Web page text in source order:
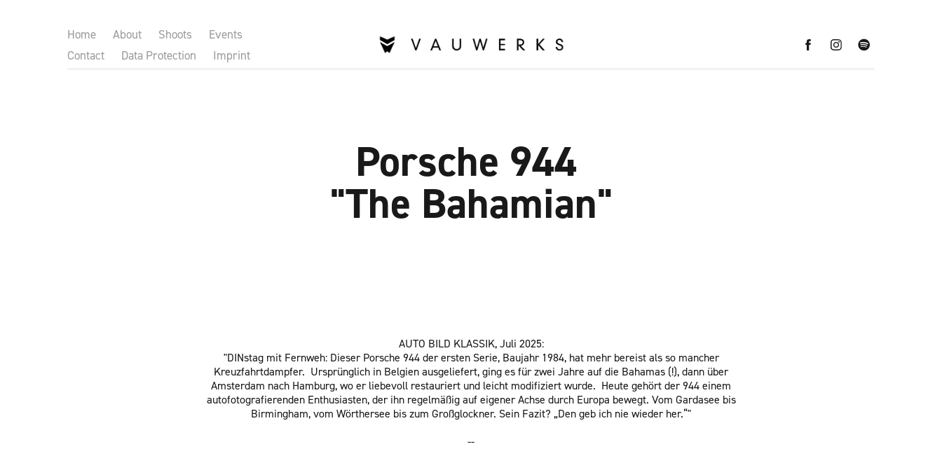
Home About Shoots
Events
Contact
Data Protection Imprint
Porsche 944
"The Bahamian"
AUTO BILD KLASSIK, Juli 2025:
"DINstag mit Fernweh: Dieser Porsche 944 der ersten Serie, Baujahr 1984, hat mehr bereist als so mancher
Kreuzfahrtdampfer. Ursprünglich in Belgien ausgeliefert, ging es für zwei Jahre auf die Bahamas (!), dann über
Amsterdam nach Hamburg, wo er liebevoll restauriert und leicht modifiziert wurde. Heute gehört der 944 einem
autofotografierenden Enthusiasten, der ihn regelmäßig auf eigener Achse durch Europa bewegt. Vom Gardasee bis
Birmingham, vom Wörthersee bis zum Großglockner. Sein Fazit? „Den geb ich nie wieder her.“"
--